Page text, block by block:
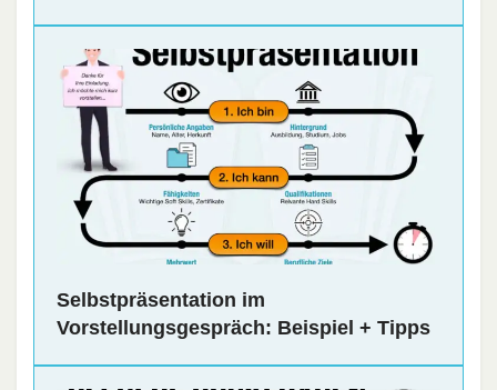
Selbstpräsentation im
Vorstellungsgespräch: Beispiel + Tipps